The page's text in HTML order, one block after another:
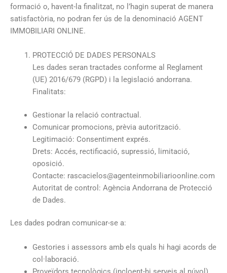
formació o, havent-la finalitzat, no l’hagin superat de manera
satisfactòria, no podran fer ús de la denominació AGENT
IMMOBILIARI ONLINE.
PROTECCIÓ DE DADES PERSONALS
Les dades seran tractades conforme al Reglament
(UE) 2016/679 (RGPD) i la legislació andorrana.
Finalitats:
Gestionar la relació contractual.
Comunicar promocions, prèvia autorització.
Legitimació: Consentiment exprés.
Drets: Accés, rectificació, supressió, limitació,
oposició.
Contacte: rascacielos@agenteinmobiliarioonline.com
Autoritat de control: Agència Andorrana de Protecció
de Dades.
Les dades podran comunicar-se a:
Gestories i assessors amb els quals hi hagi acords de
col·laboració.